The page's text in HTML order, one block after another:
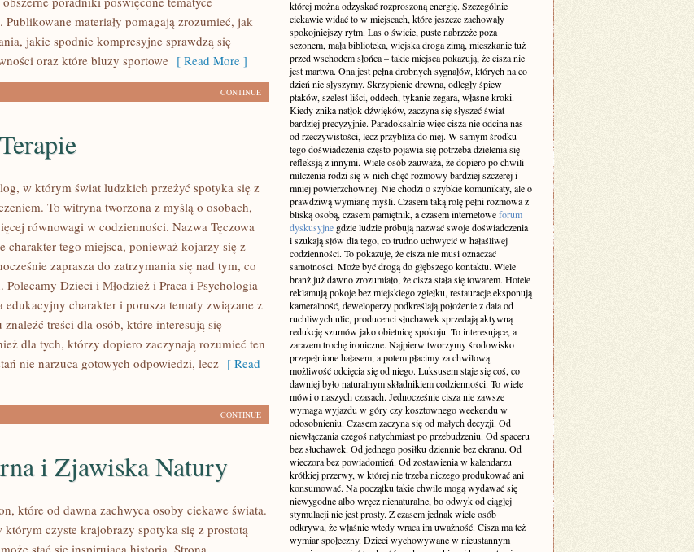
materiały pomagają zrozumieć, jak
jakie spodnie kompresyjne sprawdzą się
oraz które bluzy sportowe [ Read More ]
CONTINUE
w którym świat ludzkich przeżyć spotyka się z
To witryna tworzona z myślą o osobach,
równowagi w codzienności. Nazwa Tęczowa
charakter tego miejsca, ponieważ kojarzy się z
zaprasza do zatrzymania się nad tym, co
Polecamy Dzieci i Młodzież i Praca i Psychologia
edukacyjny charakter i porusza tematy związane z
treści dla osób, które interesują się
dla tych, którzy dopiero zaczynają rozumieć ten
nie narzuca gotowych odpowiedzi, lecz [ Read
CONTINUE
i Zjawiska Natury
które od dawna zachwyca osoby ciekawe świata.
którym czyste krajobrazy spotyka się z prostotą
stać się inspirującą historią. Strona
której można odzyskać rozproszoną energię. Szczególnie
ciekawie widać to w miejscach, które jeszcze zachowały
spokojniejszy rytm. Las o świcie, puste nabrzeże poza
sezonem, mała biblioteka, wiejska droga zimą, mieszkanie tuż
przed wschodem słońca – takie miejsca pokazują, że cisza nie
jest martwa. Ona jest pełna drobnych sygnałów, których na co
dzień nie słyszymy. Skrzypienie drewna, odległy śpiew
ptaków, szelest liści, oddech, tykanie zegara, własne kroki.
Kiedy znika natłok dźwięków, zaczyna się słyszeć świat
bardziej precyzyjnie. Paradoksalnie więc cisza nie odcina nas
od rzeczywistości, lecz przybliża do niej. W samym środku
tego doświadczenia często pojawia się potrzeba dzielenia się
refleksją z innymi. Wiele osób zauważa, że dopiero po chwili
milczenia rodzi się w nich chęć rozmowy bardziej szczerej i
mniej powierzchownej. Nie chodzi o szybkie komunikaty, ale o
prawdziwą wymianę myśli. Czasem taką rolę pełni rozmowa z
bliską osobą, czasem pamiętnik, a czasem internetoweforum
dyskusyjne gdzie ludzie próbują nazwać swoje doświadczenia
i szukają słów dla tego, co trudno uchwycić w hałaśliwej
codzienności. To pokazuje, że cisza nie musi oznaczać
samotności. Może być drogą do głębszego kontaktu. Wiele
branż już dawno zrozumiało, że cisza stała się towarem. Hotele
reklamują pokoje bez miejskiego zgiełku, restauracje eksponują
kameralność, deweloperzy podkreślają położenie z dala od
ruchliwych ulic, producenci słuchawek sprzedają aktywną
redukcję szumów jako obietnicę spokoju. To interesujące, a
zarazem trochę ironiczne. Najpierw tworzymy środowisko
przepełnione hałasem, a potem płacimy za chwilową
możliwość odcięcia się od niego. Luksusem staje się coś, co
dawniej było naturalnym składnikiem codzienności. To wiele
mówi o naszych czasach. Jednocześnie cisza nie zawsze
wymaga wyjazdu w góry czy kosztownego weekendu w
odosobnieniu. Czasem zaczyna się od małych decyzji. Od
niewłączania czegoś natychmiast po przebudzeniu. Od spaceru
bez słuchawek. Od jednego posiłku dziennie bez ekranu. Od
wieczora bez powiadomień. Od zostawienia w kalendarzu
krótkiej przerwy, w której nie trzeba niczego produkować ani
konsumować. Na początku takie chwile mogą wydawać się
niewygodne albo wręcz nienaturalne, bo odwyk od ciągłej
stymulacji nie jest prosty. Z czasem jednak wiele osób
odkrywa, że właśnie wtedy wraca im uważność. Cisza ma też
wymiar społeczny. Dzieci wychowywane w nieustannym